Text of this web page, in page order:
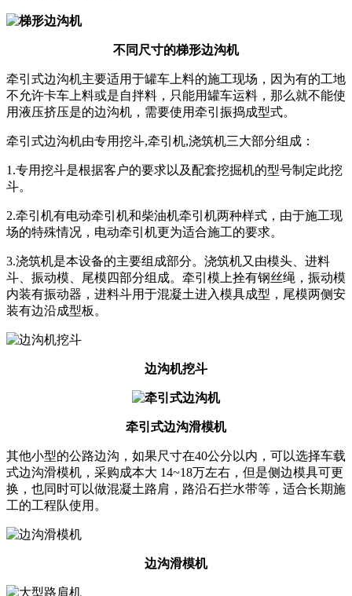
不同尺寸的梯形边沟机
牵引式边沟机主要适用于罐车上料的施工现场，因为有的工地
不允许卡车上料或是自拌料，只能用罐车运料，那么就不能使
用液压挤压是的边沟机，需要使用牵引振捣成型式。
牵引式边沟机由专用挖斗,牵引机,浇筑机三大部分组成：
1.专用挖斗是根据客户的要求以及配套挖掘机的型号制定此挖
斗。
2.牵引机有电动牵引机和柴油机牵引机两种样式，由于施工现
场的特殊情况，电动牵引机更为适合施工的要求。
3.浇筑机是本设备的主要组成部分。浇筑机又由模头、进料
斗、振动模、尾模四部分组成。牵引模上拴有钢丝绳，振动模
内装有振动器，进料斗用于混凝土进入模具成型，尾模两侧安
装有边沿成型板。
边沟机挖斗
牵引式边沟滑模机
其他小型的公路边沟，如果尺寸在40公分以内，可以选择车载
式边沟滑模机，采购成本大 14~18万左右，但是侧边模具可更
换，也同时可以做混凝土路肩，路沿石拦水带等，适合长期施
工的工程队使用。
边沟滑模机